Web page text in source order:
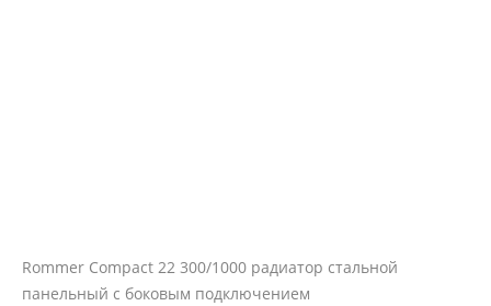
Rommer Compact 22 300/1000 радиатор стальной
панельный с боковым подключением